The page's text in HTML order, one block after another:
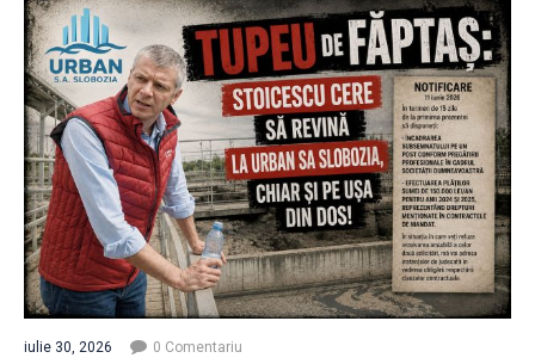
iulie 30, 2026 0 Comentariu